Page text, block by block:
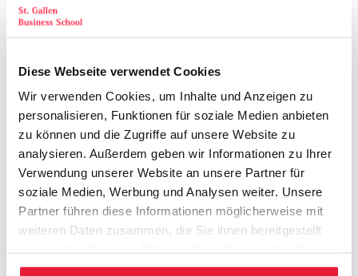
Diese Webseite verwendet Cookies
Wir verwenden Cookies, um Inhalte und Anzeigen zu
personalisieren, Funktionen für soziale Medien anbieten
zu können und die Zugriffe auf unsere Website zu
analysieren. Außerdem geben wir Informationen zu Ihrer
Verwendung unserer Website an unsere Partner für
soziale Medien, Werbung und Analysen weiter. Unsere
Partner führen diese Informationen möglicherweise mit
weiteren Daten zusammen, die Sie ihnen bereitgestellt
gesammelt haben.
Grand Hotel Villa Castagnola, Lugano
Hotel Saratz, Pontresina/Engadin
Ameron Mountain Hotel, Davos
Bad Horn Hotel, Horn (Bodensee)
Einstein Hotel, St. Gallen
Engimatt City-Gardenhotel, Zürich
Innovation Lab Küsnacht, Küsnacht/Zürich